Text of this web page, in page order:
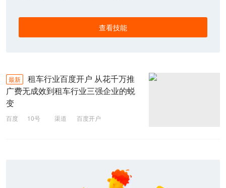
查看技能
最新
租车行业百度开户 从花千万推
广费无成效到租车行业三强企业的蜕
变
百度 10号 渠道
百度开户